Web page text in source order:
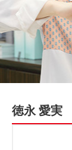
徳永 愛実